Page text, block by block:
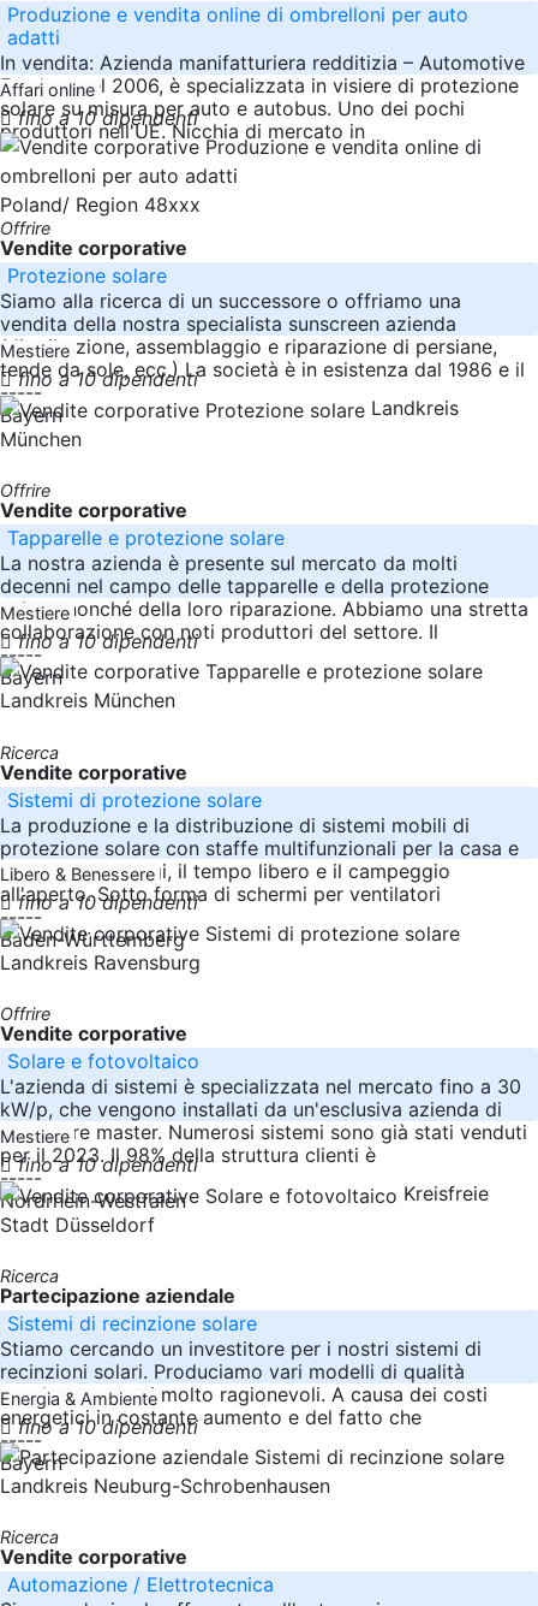
Produzione e vendita online di ombrelloni per auto
adatti
In vendita: Azienda manifatturiera redditizia – Automotive
Fondata nel 2006, è specializzata in visiere di protezione
solare su misura per auto e autobus. Uno dei pochi
produttori nell'UE. Nicchia di mercato in
Affari online
fino a 10 dipendenti
Poland/ Region 48xxx
Offrire
Vendite corporative
Protezione solare
Siamo alla ricerca di un successore o offriamo una
vendita della nostra specialista sunscreen azienda
(distribuzione, assemblaggio e riparazione di persiane,
tende da sole, ecc.) La società è in esistenza dal 1986 e il
-----
Bayern
Mestiere
fino a 10 dipendenti
Landkreis
München
Offrire
Vendite corporative
Tapparelle e protezione solare
La nostra azienda è presente sul mercato da molti
decenni nel campo delle tapparelle e della protezione
solare, nonché della loro riparazione. Abbiamo una stretta
collaborazione con noti produttori del settore. Il
-----
Bayern
Mestiere
fino a 10 dipendenti
Landkreis München
Ricerca
Vendite corporative
Sistemi di protezione solare
La produzione e la distribuzione di sistemi mobili di
protezione solare con staffe multifunzionali per la casa e
il giardino, i viaggi, il tempo libero e il campeggio
all'aperto. Sotto forma di schermi per ventilatori
-----
Baden-Württemberg
Libero & Benessere
fino a 10 dipendenti
Landkreis Ravensburg
Offrire
Vendite corporative
Solare e fotovoltaico
L'azienda di sistemi è specializzata nel mercato fino a 30
kW/p, che vengono installati da un'esclusiva azienda di
coperture master. Numerosi sistemi sono già stati venduti
per il 2023. Il 98% della struttura clienti è
-----
Nordrhein-Westfalen
Mestiere
fino a 10 dipendenti
Kreisfreie
Stadt Düsseldorf
Ricerca
Partecipazione aziendale
Sistemi di recinzione solare
Stiamo cercando un investitore per i nostri sistemi di
recinzioni solari. Produciamo vari modelli di qualità
assoluta a prezzi molto ragionevoli. A causa dei costi
energetici in costante aumento e del fatto che
-----
Bayern
Energia & Ambiente
fino a 10 dipendenti
Landkreis Neuburg-Schrobenhausen
Ricerca
Vendite corporative
Automazione / Elettrotecnica